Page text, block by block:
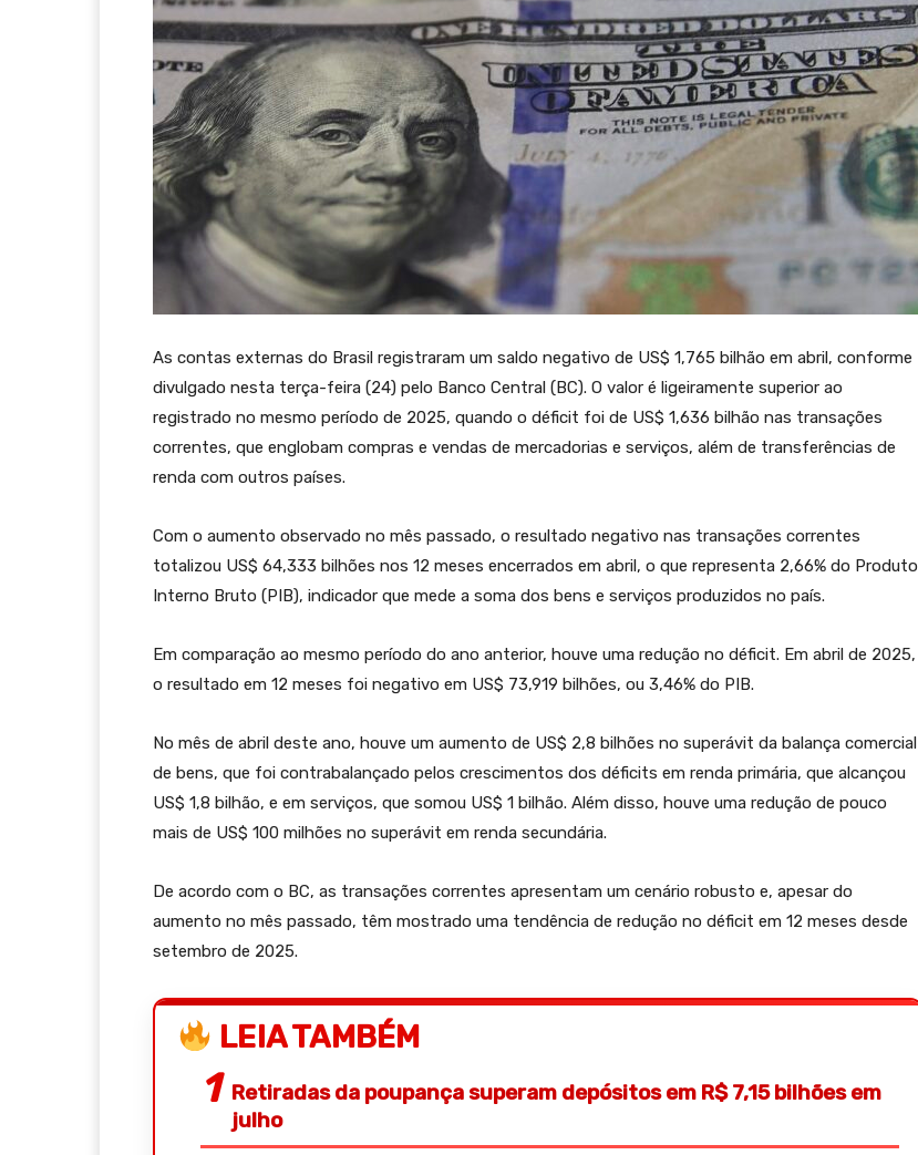
As contas externas do Brasil registraram um saldo negativo de US$ 1,765 bilhão em abril, conforme
divulgado nesta terça-feira (24) pelo Banco Central (BC). O valor é ligeiramente superior ao
registrado no mesmo período de 2025, quando o déficit foi de US$ 1,636 bilhão nas transações
correntes, que englobam compras e vendas de mercadorias e serviços, além de transferências de
renda com outros países.
Com o aumento observado no mês passado, o resultado negativo nas transações correntes
totalizou US$ 64,333 bilhões nos 12 meses encerrados em abril, o que representa 2,66% do Produto
Interno Bruto (PIB), indicador que mede a soma dos bens e serviços produzidos no país.
Em comparação ao mesmo período do ano anterior, houve uma redução no déficit. Em abril de 2025,
o resultado em 12 meses foi negativo em US$ 73,919 bilhões, ou 3,46% do PIB.
No mês de abril deste ano, houve um aumento de US$ 2,8 bilhões no superávit da balança comercial
de bens, que foi contrabalançado pelos crescimentos dos déficits em renda primária, que alcançou
US$ 1,8 bilhão, e em serviços, que somou US$ 1 bilhão. Além disso, houve uma redução de pouco
mais de US$ 100 milhões no superávit em renda secundária.
De acordo com o BC, as transações correntes apresentam um cenário robusto e, apesar do
aumento no mês passado, têm mostrado uma tendência de redução no déficit em 12 meses desde
setembro de 2025.
LEIA TAMBÉM
Retiradas da poupança superam depósitos em R$ 7,15 bilhões em
julho